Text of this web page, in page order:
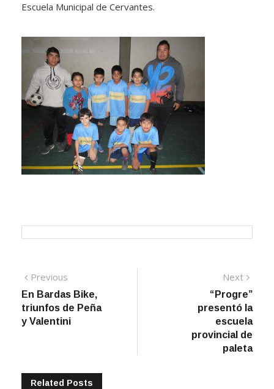
Escuela Municipal de Cervantes.
Navegación
de
entradas
Previous
post:
En Bardas Bike,
triunfos de Peña
y Valentini
Next
post:
“Progre”
presentó la
escuela
provincial de
paleta
Related Posts